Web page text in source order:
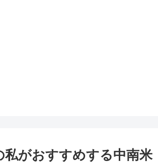
私がおすすめする中南米